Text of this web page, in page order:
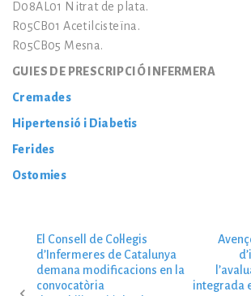
D08AL01 Nitrat de plata.
R05CB01 Acetilcisteïna.
R05CB05 Mesna.
GUIES DE PRESCRIPCIÓ INFERMERA
Cremades
Hipertensió i Diabetis
Ferides
Ostomies
N
El Consell de Col·legis
d’Infermeres de Catalunya
demana modificacions en la
convocatòria
integrada